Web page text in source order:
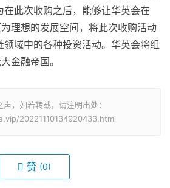
此次收购之后，能够让华英会在
理想的发展空间，将此次收购活动
域中的各种投资活动。华英会将组
金融帝国。
，如若转载，请注明出处：
20221110134920433.html
赞 (0)